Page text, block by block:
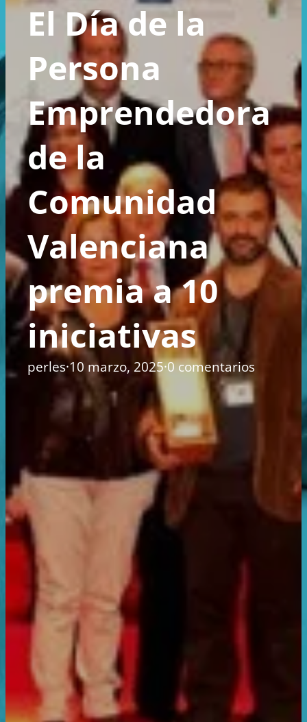
El Día de la
Persona
Emprendedora
de la
Comunidad
Valenciana
premia a 10
iniciativas
perles·10 marzo, 2025·0 comentarios